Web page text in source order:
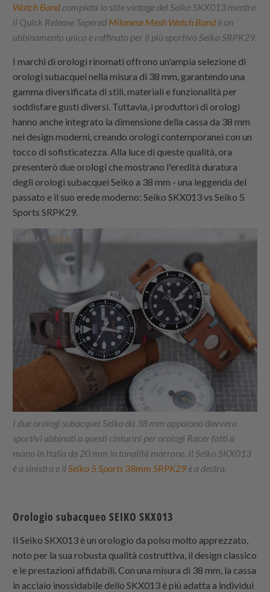
Watch Band completa lo stile vintage del Seiko SKX013 mentre
il Quick Release Tapered Milanese Mesh Watch Band è un
abbinamento unico e raffinato per il più sportivo Seiko SRPK29.
I marchi di orologi rinomati offrono un'ampia selezione di
orologi subacquei nella misura di 38 mm, garantendo una
gamma diversificata di stili, materiali e funzionalità per
soddisfare gusti diversi. Tuttavia, i produttori di orologi
hanno anche integrato la dimensione della cassa da 38 mm
nei design moderni, creando orologi contemporanei con un
tocco di sofisticatezza. Alla luce di queste qualità, ora
presenterò due orologi che mostrano l'eredità duratura
degli orologi subacquei Seiko a 38 mm - una leggenda del
passato e il suo erede moderno: Seiko SKX013 vs Seiko 5
Sports SRPK29.
I due orologi subacquei Seiko da 38 mm appaiono davvero
sportivi abbinati a questi cinturini per orologi Racer fatti a
mano in Italia da 20 mm in tonalità marrone. Il Seiko SKX013
è a sinistra e ilSeiko 5 Sports 38mm SRPK29 è a destra.
Orologio subacqueo SEIKO SKX013
Il Seiko SKX013 è un orologio da polso molto apprezzato,
noto per la sua robusta qualità costruttiva, il design classico
e le prestazioni affidabili. Con una misura di 38 mm, la cassa
in acciaio inossidabile dello SKX013 è più adatta a individui